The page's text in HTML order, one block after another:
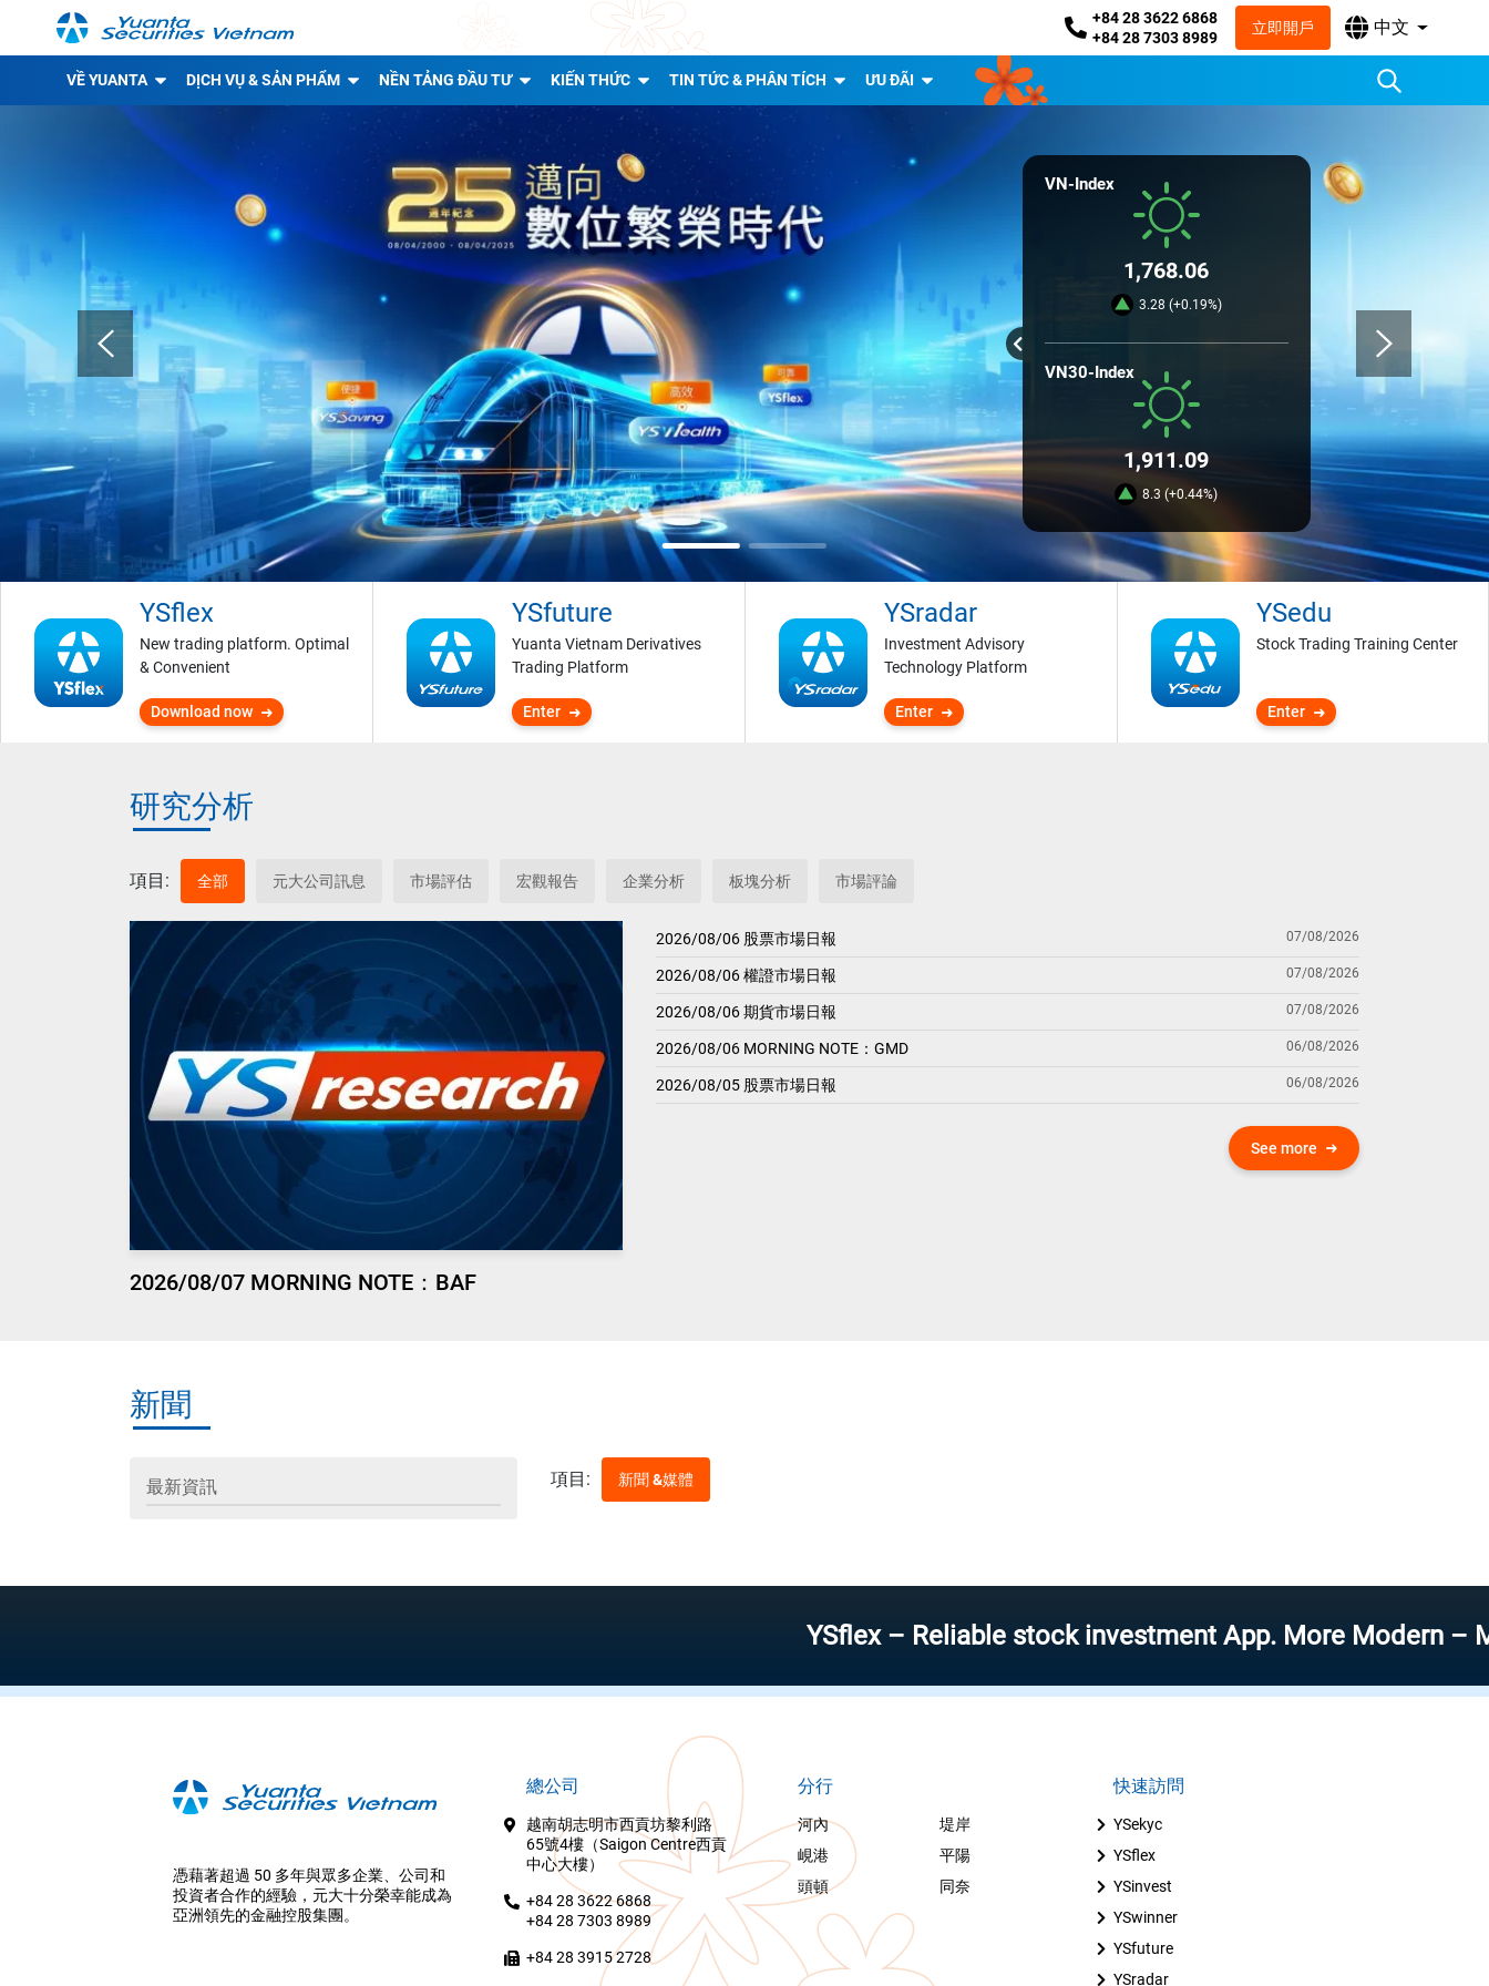
+84 28 3622 6868
+84 28 7303 8989
立即開戶 中文
VỀ YUANTA DỊCH VỤ & SẢN PHẨM NỀN TẢNG ĐẦU TƯ KIẾN THỨC TIN TỨC & PHÂN TÍCH ƯU ĐÃI
VN-Index
1,768.06
3.28 (+0.19%)
VN30-Index
1,911.09
8.3 (+0.44%)
YSflex
New trading platform. Optimal
& Convenient
Download now
YSfuture
Yuanta Vietnam Derivatives
Trading Platform
Enter
YSradar
Investment Advisory
Technology Platform
Enter
YSedu
Stock Trading Training Center
Enter
研究分析
項目: 全部 元大公司訊息 市場評估 宏觀報告 企業分析 板塊分析 市場評論
2026/08/07 MORNING NOTE：BAF
2026/08/06 股票市場日報 07/08/2026
2026/08/06 權證市場日報 07/08/2026
2026/08/06 期貨市場日報 07/08/2026
2026/08/06 MORNING NOTE：GMD 06/08/2026
2026/08/05 股票市場日報 06/08/2026
See more
新聞
最新資訊 項目: 新聞 &媒體
YSflex – Reliable stock investment App. More Modern – More
憑藉著超過 50 多年與眾多企業、公司和
投資者合作的經驗，元大十分榮幸能成為
亞洲領先的金融控股集團。
總公司
越南胡志明市西貢坊黎利路
65號4樓（Saigon Centre西貢
中心大樓）
+84 28 3622 6868
+84 28 7303 8989
+84 28 3915 2728
分行
河內
堤岸
峴港
平陽
頭頓
同奈
快速訪問
YSekyc
YSflex
YSinvest
YSwinner
YSfuture
YSradar